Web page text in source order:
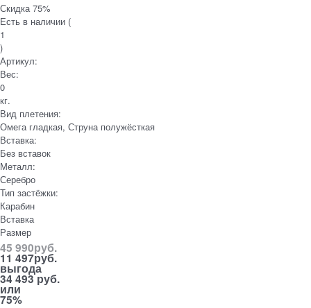
Скидка 75%
Есть в наличии (
1
)
Артикул:
Вес:
0
кг.
Вид плетения:
Омега гладкая, Струна полужёсткая
Вставка:
Без вставок
Металл:
Серебро
Тип застёжки:
Карабин
Вставка
Размер
45 990руб.
11 497руб.
выгода
34 493 руб.
или
75%